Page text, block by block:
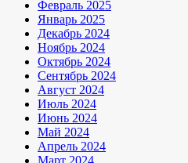
Февраль 2025
Январь 2025
Декабрь 2024
Ноябрь 2024
Октябрь 2024
Сентябрь 2024
Август 2024
Июль 2024
Июнь 2024
Май 2024
Апрель 2024
Март 2024